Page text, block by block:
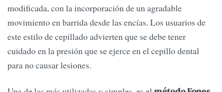
modificada, con la incorporación de un agradable
movimiento en barrida desde las encías. Los usuarios de
este estilo de cepillado advierten que se debe tener
cuidado en la presión que se ejerce en el cepillo dental
para no causar lesiones.